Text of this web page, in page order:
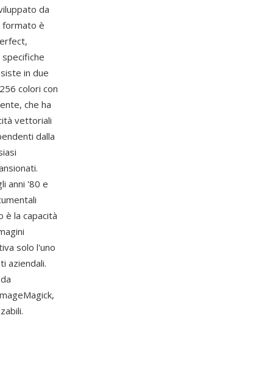
da
è
in due
colori con
che ha
vettoriali
dalla
anni '80 e
è la capacità
solo l'uno
aziendali.